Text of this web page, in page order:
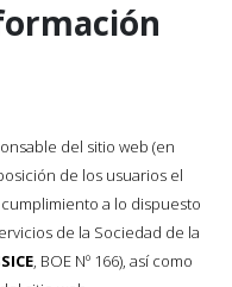
del sitio web (en
de los usuarios el
a lo dispuesto
de la Sociedad de la
, BOE Nº 166), así como